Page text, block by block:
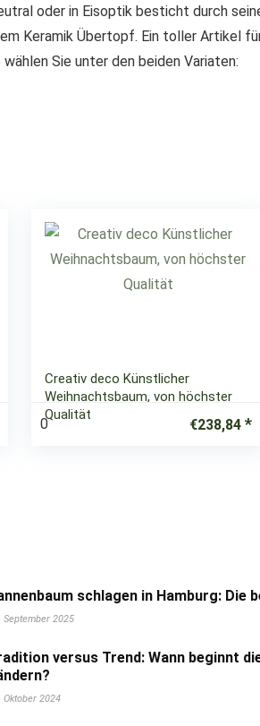
oder in Eisoptik besticht durch
Keramik Übertopf. Ein toller Artikel
Sie unter den beiden Variaten:
Creativ deco Künstlicher
Weihnachtsbaum, von höchster
Qualität
0 €238,84
schlagen in Hamburg: Die
September 2025
versus Trend: Wann beginnt
Oktober 2024